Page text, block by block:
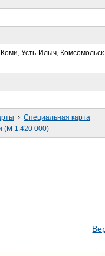
Коми, Усть-Илыч,
› Специальная карта
(М 1:420 000)